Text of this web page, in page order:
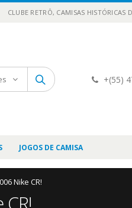
CLUBE RETRÔ, CAMISAS HISTÓRICAS
+(55)
JOGOS DE CAMISA
Nike CR!